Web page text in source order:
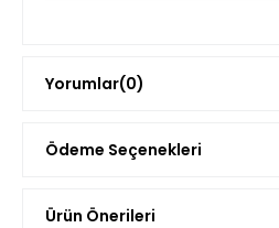
Yorumlar(0)
Ödeme Seçenekleri
Ürün Önerileri